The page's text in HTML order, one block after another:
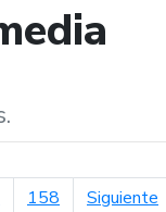
de búsqueda
158 Siguiente